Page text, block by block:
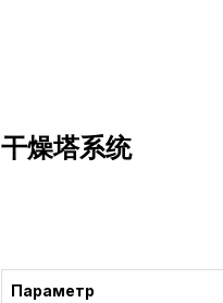
干燥塔系统
Параметр